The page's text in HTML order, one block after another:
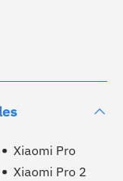
Xiaomi Pro
Xiaomi Pro 2